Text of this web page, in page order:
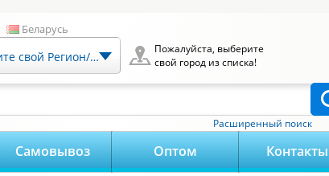
Беларусь
Россия (выберите свой Регион/Город)
Пожалуйста, выберите
свой город из списка!
Расширенный поиск
Самовывоз Оптом Контакты